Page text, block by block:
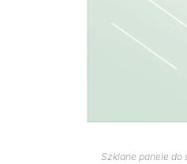
Szklane panele do